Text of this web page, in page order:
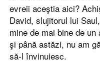
evreii aceştia aici?
David, slujitorul lui
mine de mai bine de
şi până astăzi, nu am
să-l învinuiesc.